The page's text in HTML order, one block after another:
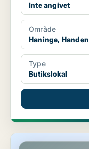
Inte angivet
Område
Haninge, Handen
Type
Butikslokal
Butikslokal i Haninge